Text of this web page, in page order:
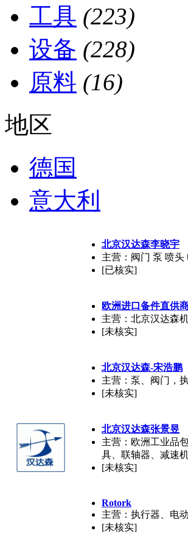
工具 (223)
设备 (228)
原料 (16)
地区
德国
意大利
北京汉达森李晓宇
主营：阀门 泵 喷
[已核实]
欧洲进口备件直供
主营：北京汉达森
[未核实]
北京汉达森-宋浩鹏
主营：泵、阀门，
[未核实]
北京汉达森张景昱
主营：欧洲工业品
具、联轴器、减速
[未核实]
Rotork
主营：执行器、电
[未核实]